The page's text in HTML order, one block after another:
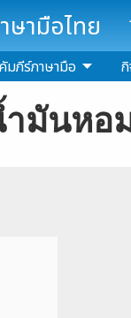
ษามือไทย
มภีร์ภาษามือ
มันหอ